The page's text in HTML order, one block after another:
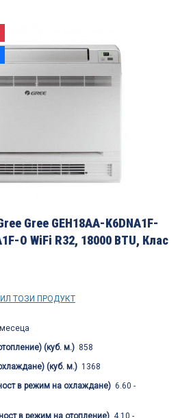
Gree GEH18AA-K6DNA1F-
O WiFi R32, 18000 BTU, Клас
ТОЗИ ПРОДУКТ
(куб. м.) 858
(куб. м.) 1368
в режим на охлаждане) 6.60 -
в режим на отопление) 4.10 -